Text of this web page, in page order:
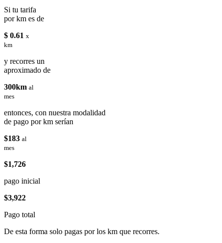
Si tu tarifa
por km es de
$ 0.61 x
km
y recorres un
aproximado de
300km al
mes
entonces, con nuestra modalidad
de pago por km serían
$183 al
mes
$1,726
pago inicial
$3,922
Pago total
De esta forma solo pagas por los km que recorres.